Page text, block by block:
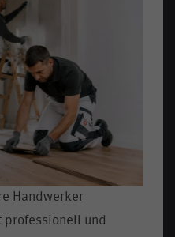
Handwerker
und